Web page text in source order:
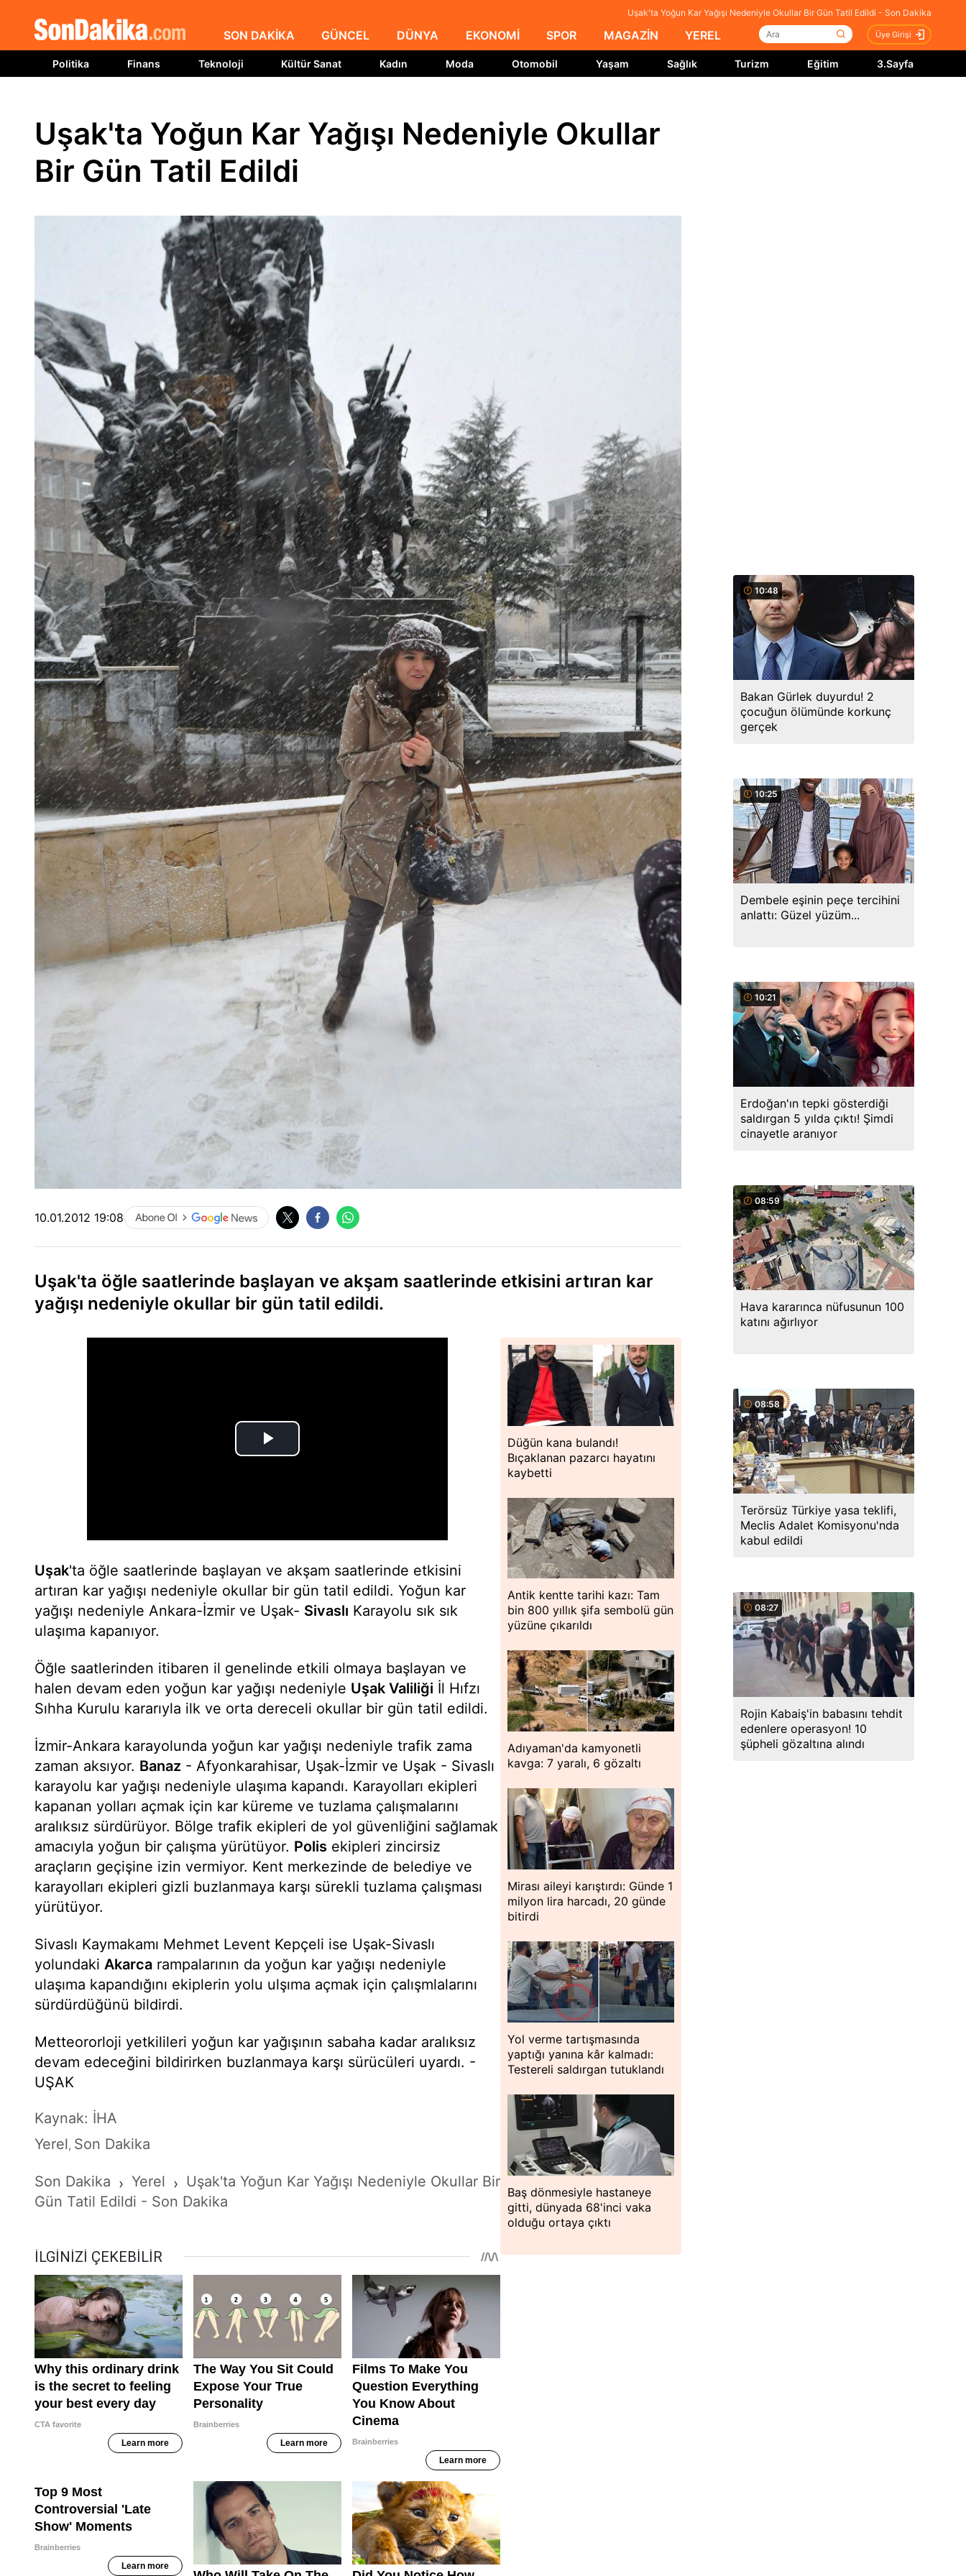
Uşak'ta Yoğun Kar Yağışı Nedeniyle Okullar Bir Gün Tatil Edildi - Son Dakika
SON DAKİKA GÜNCEL DÜNYA EKONOMİ SPOR MAGAZİN YEREL Üye Girişi
Politika Finans Teknoloji Kültür Sanat Kadın Moda Otomobil Yaşam Sağlık Turizm Eğitim 3.Sayfa
Uşak'ta Yoğun Kar Yağışı Nedeniyle Okullar
Bir Gün Tatil Edildi
10.01.2012 19:08
Uşak'ta öğle saatlerinde başlayan ve akşam saatlerinde etkisini artıran kar
yağışı nedeniyle okullar bir gün tatil edildi.
Uşak'ta öğle saatlerinde başlayan ve akşam saatlerinde etkisini
artıran kar yağışı nedeniyle okullar bir gün tatil edildi. Yoğun kar
yağışı nedeniyle Ankara-İzmir ve Uşak- Sivaslı Karayolu sık sık
ulaşıma kapanıyor.
Öğle saatlerinden itibaren il genelinde etkili olmaya başlayan ve
halen devam eden yoğun kar yağışı nedeniyle Uşak Valiliği İl Hıfzı
Sıhha Kurulu kararıyla ilk ve orta dereceli okullar bir gün tatil edildi.
İzmir-Ankara karayolunda yoğun kar yağışı nedeniyle trafik zama
zaman aksıyor. Banaz - Afyonkarahisar, Uşak-İzmir ve Uşak - Sivaslı
karayolu kar yağışı nedeniyle ulaşıma kapandı. Karayolları ekipleri
kapanan yolları açmak için kar küreme ve tuzlama çalışmalarını
aralıksız sürdürüyor. Bölge trafik ekipleri de yol güvenliğini sağlamak
amacıyla yoğun bir çalışma yürütüyor. Polis ekipleri zincirsiz
araçların geçişine izin vermiyor. Kent merkezinde de belediye ve
karayolları ekipleri gizli buzlanmaya karşı sürekli tuzlama çalışması
yürütüyor.
Sivaslı Kaymakamı Mehmet Levent Kepçeli ise Uşak-Sivaslı
yolundaki Akarca rampalarının da yoğun kar yağışı nedeniyle
ulaşıma kapandığını ekiplerin yolu ulşıma açmak için çalışmlalarını
sürdürdüğünü bildirdi.
Metteororloji yetkilileri yoğun kar yağışının sabaha kadar aralıksız
devam edeceğini bildirirken buzlanmaya karşı sürücüleri uyardı. -
UŞAK
Kaynak: İHA
Yerel, Son Dakika
Son Dakika › Yerel › Uşak'ta Yoğun Kar Yağışı Nedeniyle Okullar Bir
Gün Tatil Edildi - Son Dakika
Düğün kana bulandı!
Bıçaklanan pazarcı hayatını
kaybetti
Antik kentte tarihi kazı: Tam
bin 800 yıllık şifa sembolü gün
yüzüne çıkarıldı
Adıyaman'da kamyonetli
kavga: 7 yaralı, 6 gözaltı
Mirası aileyi karıştırdı: Günde 1
milyon lira harcadı, 20 günde
bitirdi
Yol verme tartışmasında
yaptığı yanına kâr kalmadı:
Testereli saldırgan tutuklandı
Baş dönmesiyle hastaneye
gitti, dünyada 68'inci vaka
olduğu ortaya çıktı
10:48
Bakan Gürlek duyurdu! 2
çocuğun ölümünde korkunç
gerçek
10:25
Dembele eşinin peçe tercihini
anlattı: Güzel yüzüm...
10:21
Erdoğan'ın tepki gösterdiği
saldırgan 5 yılda çıktı! Şimdi
cinayetle aranıyor
08:59
Hava kararınca nüfusunun 100
katını ağırlıyor
08:58
Terörsüz Türkiye yasa teklifi,
Meclis Adalet Komisyonu'nda
kabul edildi
08:27
Rojin Kabaiş'in babasını tehdit
edenlere operasyon! 10
şüpheli gözaltına alındı